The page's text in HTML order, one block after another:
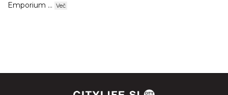
Emporium ... Več